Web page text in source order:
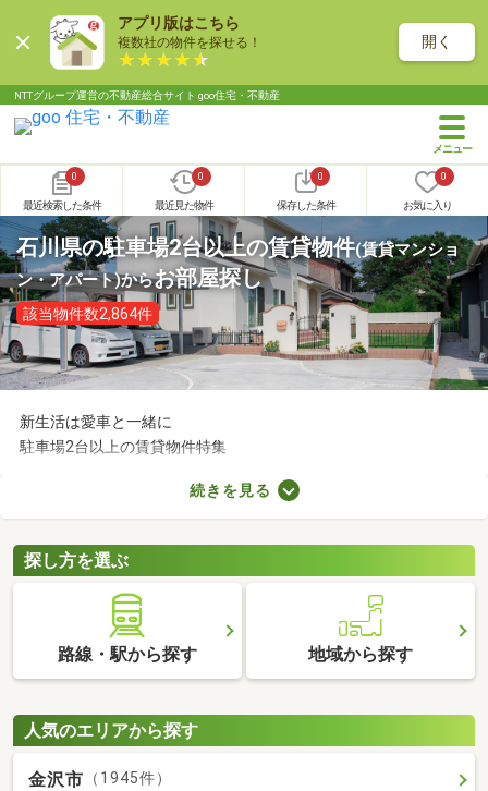
アプリ版はこちら
複数社の物件を探せる！ 開く
NTTグループ運営の不動産総合サイト goo住宅・不動産
0
最近検索した条件
0
最近見た物件
0
保存した条件
0
お気に入り
石川県の駐車場2台以上の賃貸物件(賃貸マンショ
ン・アパート)からお部屋探し
該当物件数2,864件
新生活は愛車と一緒に
駐車場2台以上の賃貸物件特集
続きを見る
探し方を選ぶ
路線・駅から探す 地域から探す
人気のエリアから探す
金沢市 （1945件）